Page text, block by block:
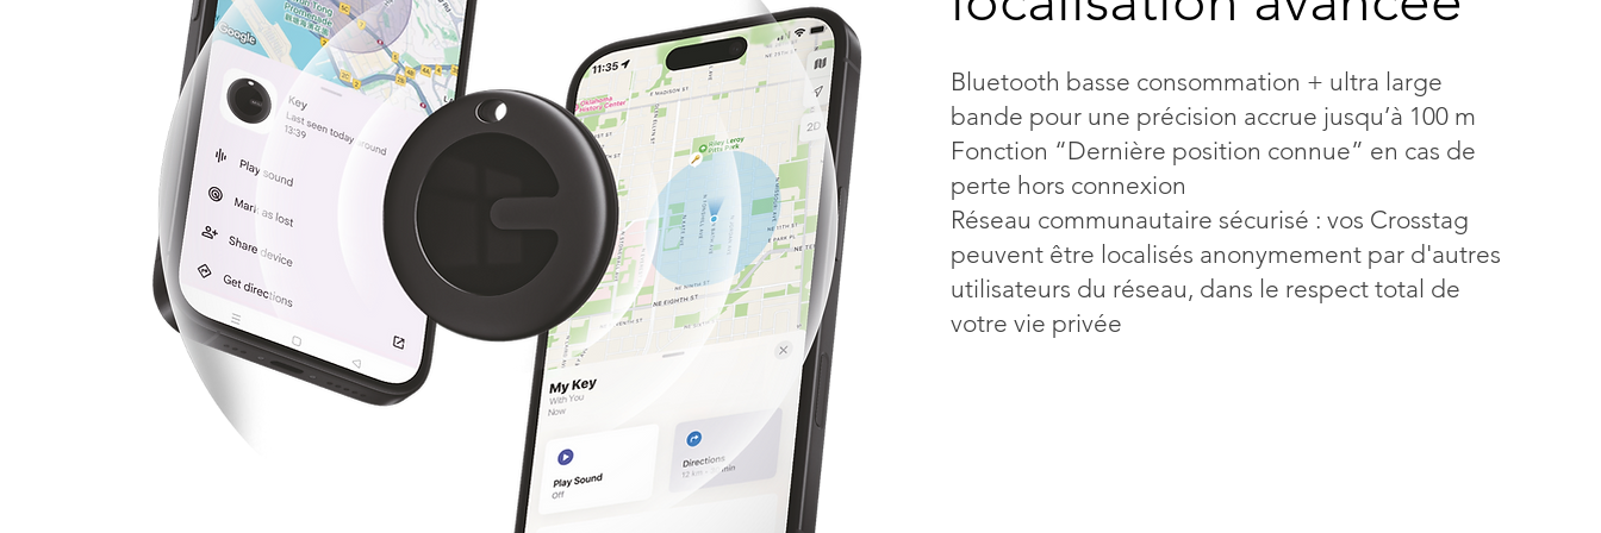
Bluetooth basse consommation + ultra large
bande pour une précision accrue jusqu’à 100 m
Fonction “Dernière position connue” en cas de
perte hors connexion
Réseau communautaire sécurisé : vos Crosstag
peuvent être localisés anonymement par d'autres
utilisateurs du réseau, dans le respect total de
votre vie privée